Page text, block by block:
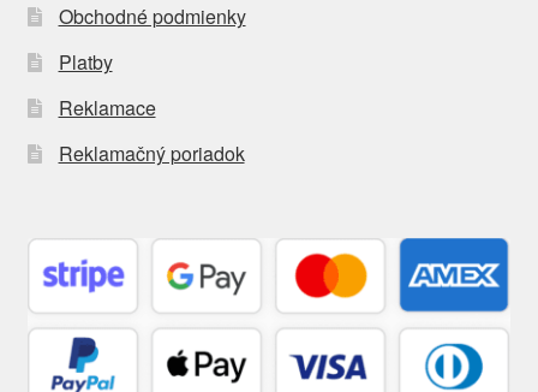
Obchodné podmienky
Platby
Reklamace
Reklamačný poriadok